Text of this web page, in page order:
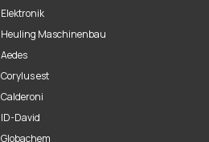
Elektronik
Heuling Maschinenbau
Aedes
Corylus est
Calderoni
ID-David
Globachem